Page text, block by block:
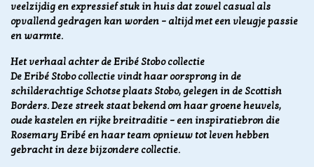
veelzijdig en expressief stuk in huis dat zowel casual als
opvallend gedragen kan worden – altijd met een vleugje passie
en warmte.
Het verhaal achter de Eribé Stobo collectie
De Eribé Stobo collectie vindt haar oorsprong in de
schilderachtige Schotse plaats Stobo, gelegen in de Scottish
Borders. Deze streek staat bekend om haar groene heuvels,
oude kastelen en rijke breitraditie – een inspiratiebron die
Rosemary Eribé en haar team opnieuw tot leven hebben
gebracht in deze bijzondere collectie.